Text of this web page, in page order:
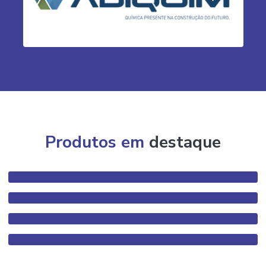
Produtos em destaque
Conservantes quimicos para cosmeticos
Empresa de aditivos
Modificador reologico uretanico